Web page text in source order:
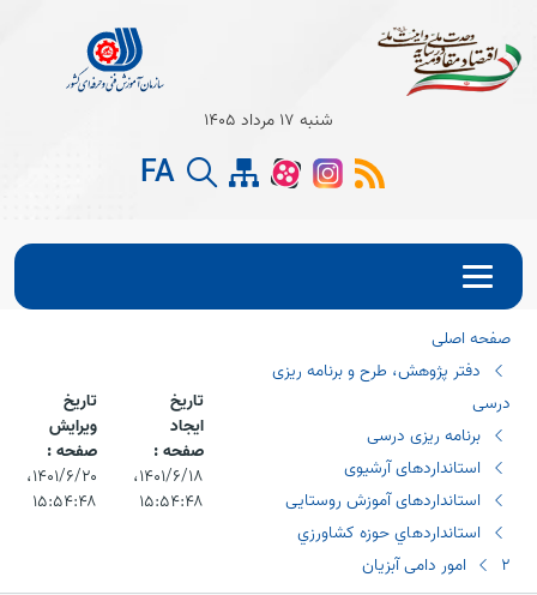
Open
شنبه 17 مرداد 1405
FA
صفحه اصلی
دفتر پژوهش، طرح و برنامه ریزی
درسی
برنامه ریزی درسی
استانداردهای آرشیوی
استانداردهای آموزش روستایی
اﺳﺘﺎﻧﺪاردھﺎي ﺣﻮزه ﻛﺸﺎورزي
2 امور دامی آبزیان
تاریخ
ایجاد
صفحه :
۱۴۰۱/۶/۱۸،‏
۱۵:۵۴:۴۸
تاریخ
ویرایش
صفحه :
۱۴۰۱/۶/۲۰،‏
۱۵:۵۴:۴۸